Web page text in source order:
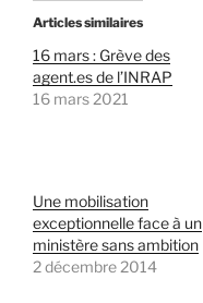
Articles similaires
16 mars : Grève des
agent.es de l’INRAP
16 mars 2021
Une mobilisation
exceptionnelle face à un
ministère sans ambition
2 décembre 2014